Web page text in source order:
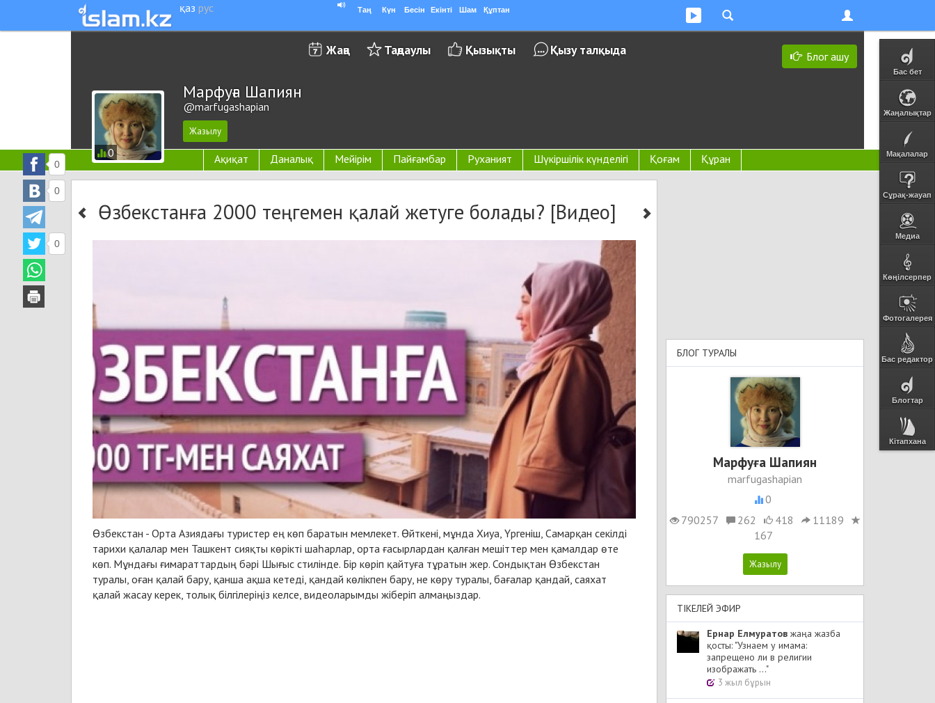
қаз рус Таң Күн Бесін Екінті Шам Құптан
Бас бет
Жаңалықтар
Мақалалар
Сұрақ-жауап
Медиа
Көңілсерпер
Фотогалерея
Бас редактор
Блогтар
Кітапхана
Блог ашу
Жаңа Таңдаулы Қызықты Қызу талқыда
0
Марфуға Шапиян
@marfugashapian
Ақиқат Даналық Мейірім Пайғамбар Руханият Шүкіршілік күнделігі Қоғам Құран
Өзбекстанға 2000 теңгемен қалай жетуге болады? [Видео]
0
0
0
Өзбекстан - Орта Азиядағы туристер ең көп баратын мемлекет. Өйткені, мұнда Хиуа, Үргеніш, Самарқан секілді
тарихи қалалар мен Ташкент сияқты көрікті шаһарлар, орта ғасырлардан қалған мешіттер мен қамалдар өте
көп. Мұндағы ғимараттардың бәрі Шығыс стилінде. Бір көріп қайтуға тұратын жер. Сондықтан Өзбекстан
туралы, оған қалай бару, қанша ақша кетеді, қандай көлікпен бару, не көру туралы, бағалар қандай, саяхат
қалай жасау керек, толық білгілеріңіз келсе, видеоларымды жіберіп алмаңыздар.
БЛОГ ТУРАЛЫ
Марфуға Шапиян
marfugashapian
0
790257
262 418
11189
167
ТІКЕЛЕЙ ЭФИР
Ернар Елмуратов жаңа жазба
қосты: "Узнаем у имама:
запрещено ли в религии
изображать ..."
3 жыл бұрын